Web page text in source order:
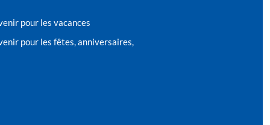
pour les vacances
pour les fêtes, anniversaires,